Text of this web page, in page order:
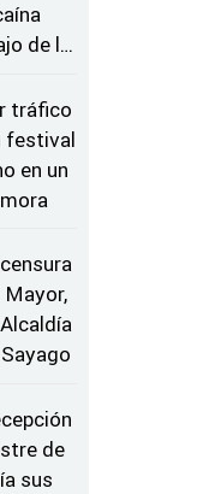
de la
tráfico
festival
en un
de
sus